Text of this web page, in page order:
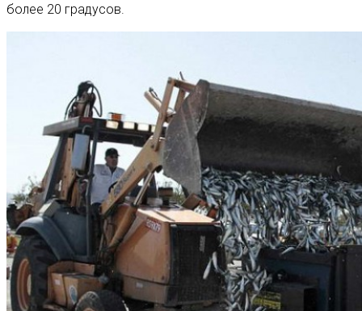
более 20 градусов.